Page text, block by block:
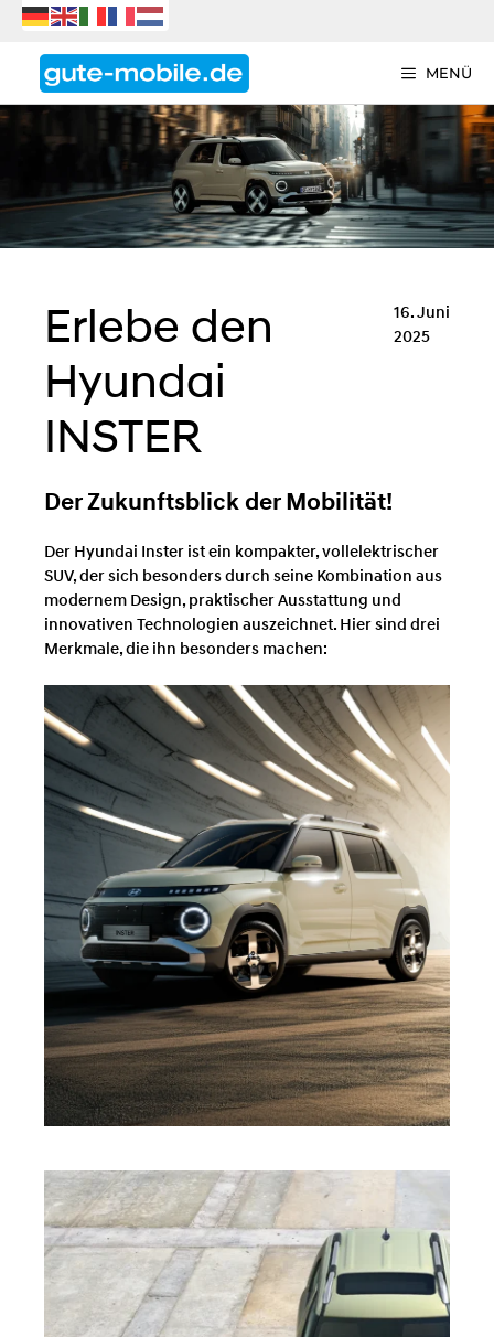
Zum
springen
MENÜ
Erlebe den
Hyundai
INSTER
16. Juni
2025
Der Zukunftsblick der Mobilität!
Der Hyundai Inster ist ein kompakter, vollelektrischer
SUV, der sich besonders durch seine Kombination aus
modernem Design, praktischer Ausstattung und
innovativen Technologien auszeichnet. Hier sind drei
Merkmale, die ihn besonders machen: